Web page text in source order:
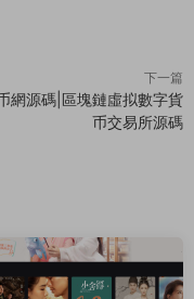
下一篇
網源碼|區塊鏈虛拟數字貨
币交易所源碼